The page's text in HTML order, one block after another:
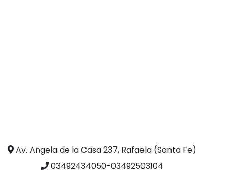
Av. Angela de la Casa 237, Rafaela (Santa Fe)
03492434050-03492503104